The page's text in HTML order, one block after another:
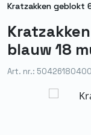
Kratzakken geblokt
blauw 18
Art. nr.: 50426180400